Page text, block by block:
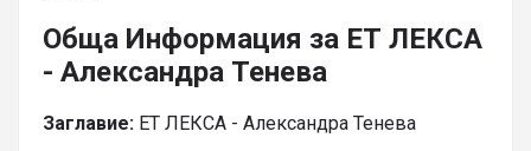
Обща Информация за ЕТ ЛЕКСА
- Александра Тенева
Заглавие: ЕТ ЛЕКСА - Александра Тенева